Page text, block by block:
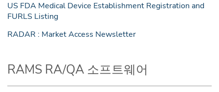
US FDA Medical Device Establishment Registration and
FURLS Listing
RADAR : Market Access Newsletter
RAMS RA/QA 소프트웨어